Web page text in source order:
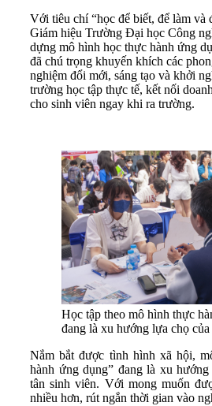
Với tiêu chí “học để biết, để làm và
Giám hiệu Trường Đại học Công
dựng mô hình học thực hành ứng
đã chú trọng khuyến khích các
nghiệm đổi mới, sáng tạo và khởi
trường học tập thực tế, kết nối
cho sinh viên ngay khi ra trường.
Học tập theo mô hình thực
đang là xu hướng lựa chọ
Nắm bắt được tình hình xã hội,
hành ứng dụng” đang là xu
tân sinh viên. Với mong muốn
nhiều hơn, rút ngắn thời gian vào